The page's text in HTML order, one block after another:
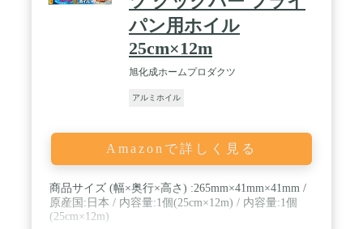
パン用ホイル
25cm×12m
旭化成ホームプロダクツ
アルミホイル
Amazonで詳しく見る
商品サイズ (幅×奥行×高さ) :265mm×41mm×41mm /
原産国:日本 / 内容量:1個(25cm×12m) / 内容量:1個
(25cm×12m)